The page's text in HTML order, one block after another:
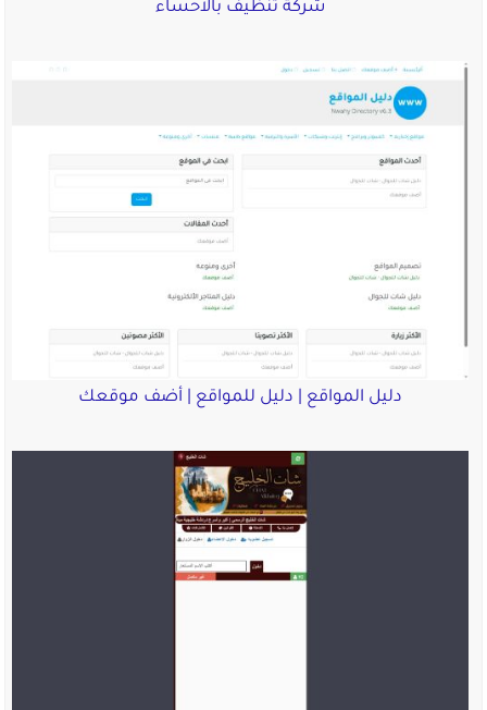
شركة تنظيف بالاحساء
دليل المواقع | دليل للمواقع | أضف موقعك